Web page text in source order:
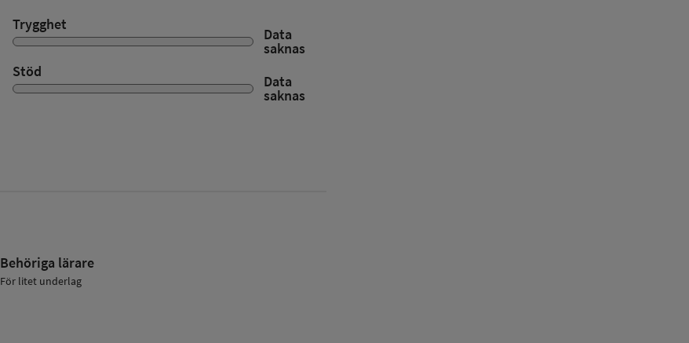
Trygghet
Data
saknas
Stöd
Data
saknas
Behöriga lärare
För litet underlag